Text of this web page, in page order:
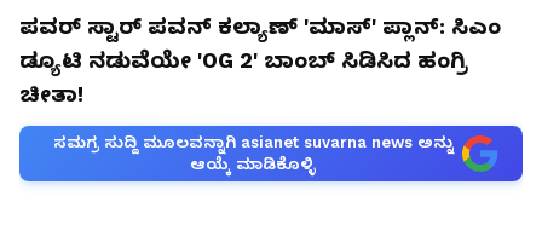
ಪವರ್ ಸ್ಟಾರ್ ಪವನ್ ಕಲ್ಯಾಣ್ 'ಮಾಸ್' ಪ್ಲಾನ್: ಸಿಎಂ
ಡ್ಯೂಟಿ ನಡುವೆಯೇ 'OG 2' ಬಾಂಬ್ ಸಿಡಿಸಿದ ಹಂಗ್ರಿ
ಚೀತಾ!
ಸಮಗ್ರ ಸುದ್ದಿ ಮೂಲವನ್ನಾಗಿ asianet suvarna news ಅನ್ನು
ಆಯ್ಕೆ ಮಾಡಿಕೊಳ್ಳಿ